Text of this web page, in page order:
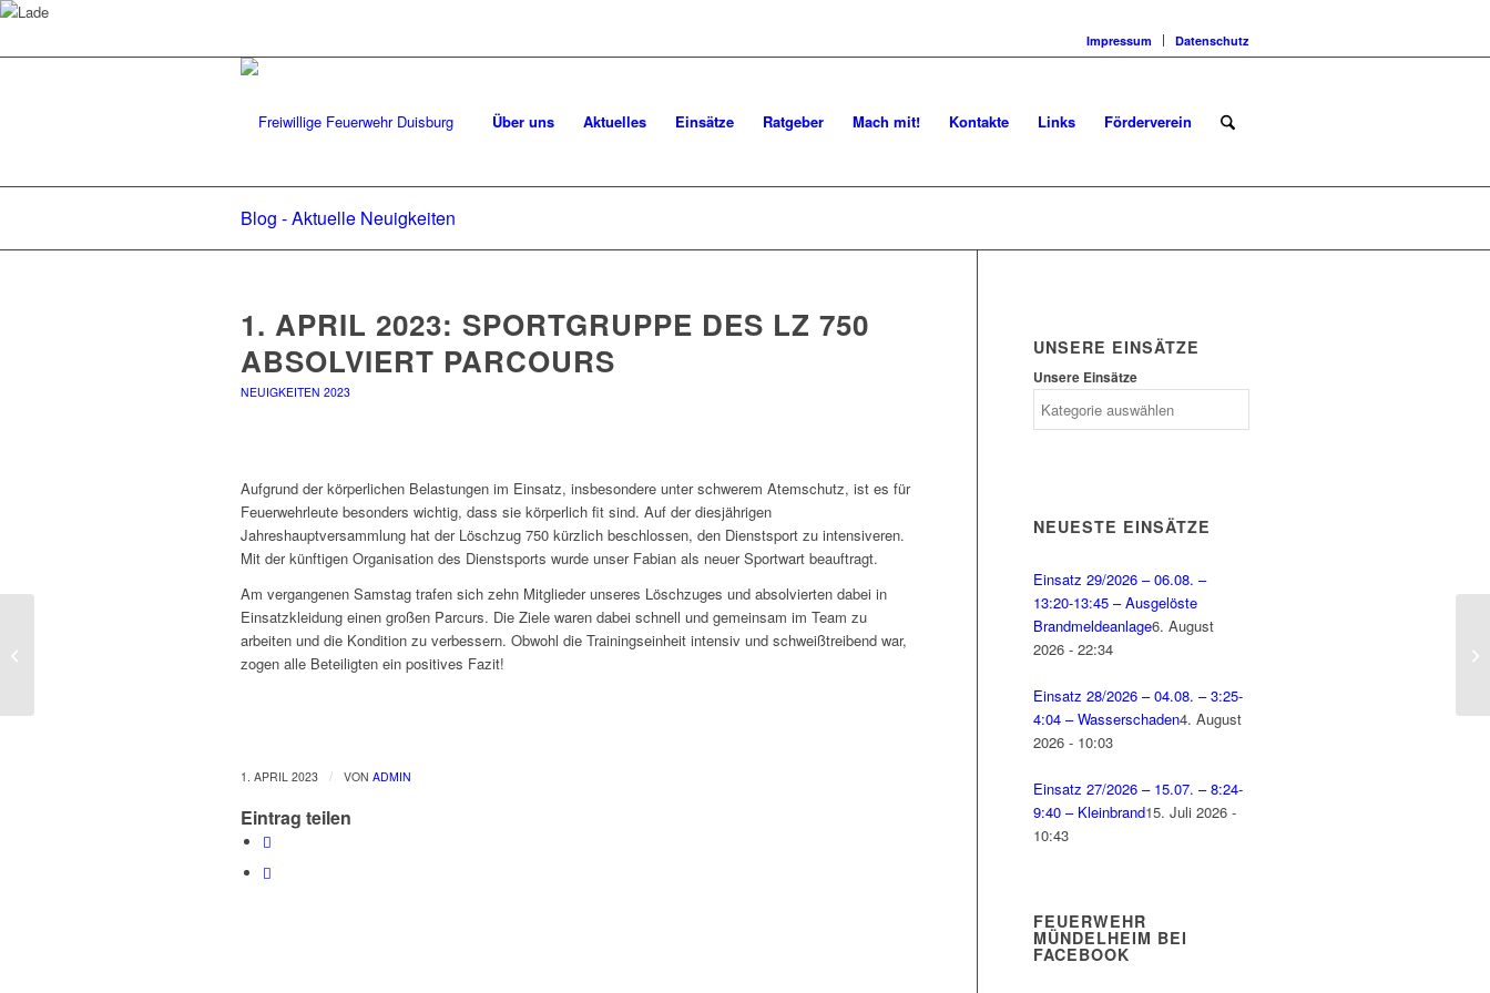
Impressum Datenschutz
Über uns Aktuelles Einsätze Ratgeber Mach mit! Kontakte Links Förderverein
Blog - Aktuelle Neuigkeiten
1. APRIL 2023: SPORTGRUPPE DES LZ 750
ABSOLVIERT PARCOURS
NEUIGKEITEN 2023
Aufgrund der körperlichen Belastungen im Einsatz, insbesondere unter schwerem Atemschutz, ist es für
Feuerwehrleute besonders wichtig, dass sie körperlich fit sind. Auf der diesjährigen
Jahreshauptversammlung hat der Löschzug 750 kürzlich beschlossen, den Dienstsport zu intensiveren.
Mit der künftigen Organisation des Dienstsports wurde unser Fabian als neuer Sportwart beauftragt.
Am vergangenen Samstag trafen sich zehn Mitglieder unseres Löschzuges und absolvierten dabei in
Einsatzkleidung einen großen Parcurs. Die Ziele waren dabei schnell und gemeinsam im Team zu
arbeiten und die Kondition zu verbessern. Obwohl die Trainingseinheit intensiv und schweißtreibend war,
zogen alle Beteiligten ein positives Fazit!
1. APRIL 2023 / VON ADMIN
Eintrag teilen
UNSERE EINSÄTZE
Unsere Einsätze
NEUESTE EINSÄTZE
Einsatz 29/2026 – 06.08. –
13:20-13:45 – Ausgelöste
Brandmeldeanlage6. August
2026 - 22:34
Einsatz 28/2026 – 04.08. – 3:25-
4:04 – Wasserschaden4. August
2026 - 10:03
Einsatz 27/2026 – 15.07. – 8:24-
9:40 – Kleinbrand15. Juli 2026 -
10:43
FEUERWEHR
MÜNDELHEIM BEI
FACEBOOK